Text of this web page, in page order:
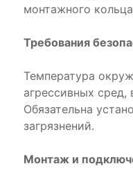
монтажного
Требования
Температура
агрессивных
Обязательна
загрязнений.
Монтаж и